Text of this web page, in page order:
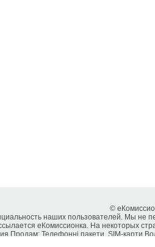
©
наших пользователей. Мы не
еКомиссионка. На некоторых
Продам: Телефонні пакети, SIM-карти